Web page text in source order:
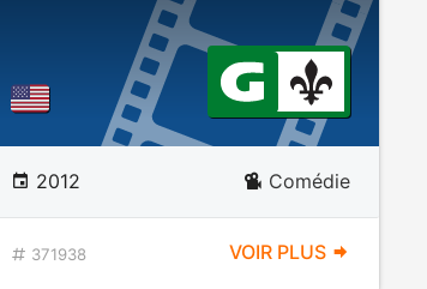
2012 Comédie
371938 VOIR PLUS